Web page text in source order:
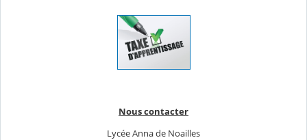
Nous contacter
Lycée Anna de Noailles